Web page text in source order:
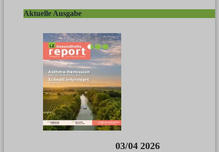
Aktuelle Ausgabe
03/04 2026